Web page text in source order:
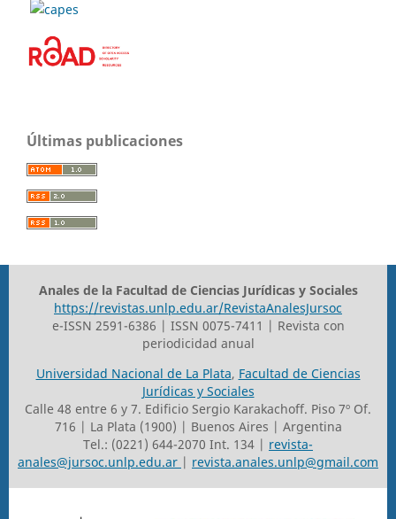
Últimas publicaciones
Anales de la Facultad de Ciencias Jurídicas y Sociales
https://revistas.unlp.edu.ar/RevistaAnalesJursoc
e-ISSN 2591-6386 | ISSN 0075-7411 | Revista con
periodicidad anual
Universidad Nacional de La Plata, Facultad de Ciencias
Jurídicas y Sociales
Calle 48 entre 6 y 7. Edificio Sergio Karakachoff. Piso 7º Of.
716 | La Plata (1900) | Buenos Aires | Argentina
Tel.: (0221) 644-2070 Int. 134 | revista-
anales@jursoc.unlp.edu.ar | revista.anales.unlp@gmail.com